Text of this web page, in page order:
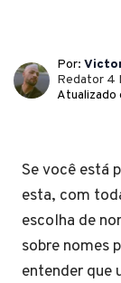
Por:
Redator 4
Se você está
esta, com
escolha de
sobre nomes
entender que